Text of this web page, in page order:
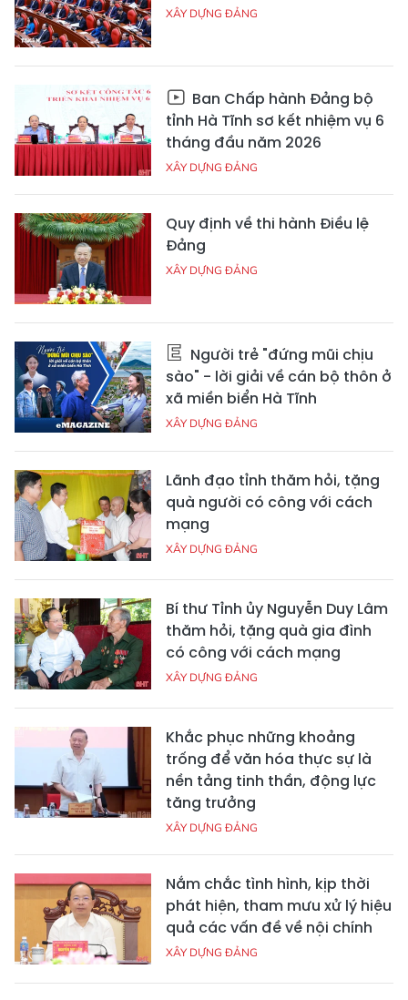
XÂY DỰNG ĐẢNG
Ban Chấp hành Đảng bộ
tỉnh Hà Tĩnh sơ kết nhiệm vụ 6
tháng đầu năm 2026
XÂY DỰNG ĐẢNG
Quy định về thi hành Điều lệ
Đảng
XÂY DỰNG ĐẢNG
Người trẻ "đứng mũi chịu
sào" - lời giải về cán bộ thôn ở
xã miền biển Hà Tĩnh
XÂY DỰNG ĐẢNG
Lãnh đạo tỉnh thăm hỏi, tặng
quà người có công với cách
mạng
XÂY DỰNG ĐẢNG
Bí thư Tỉnh ủy Nguyễn Duy Lâm
thăm hỏi, tặng quà gia đình
có công với cách mạng
XÂY DỰNG ĐẢNG
Khắc phục những khoảng
trống để văn hóa thực sự là
nền tảng tinh thần, động lực
tăng trưởng
XÂY DỰNG ĐẢNG
Nắm chắc tình hình, kịp thời
phát hiện, tham mưu xử lý hiệu
quả các vấn đề về nội chính
XÂY DỰNG ĐẢNG